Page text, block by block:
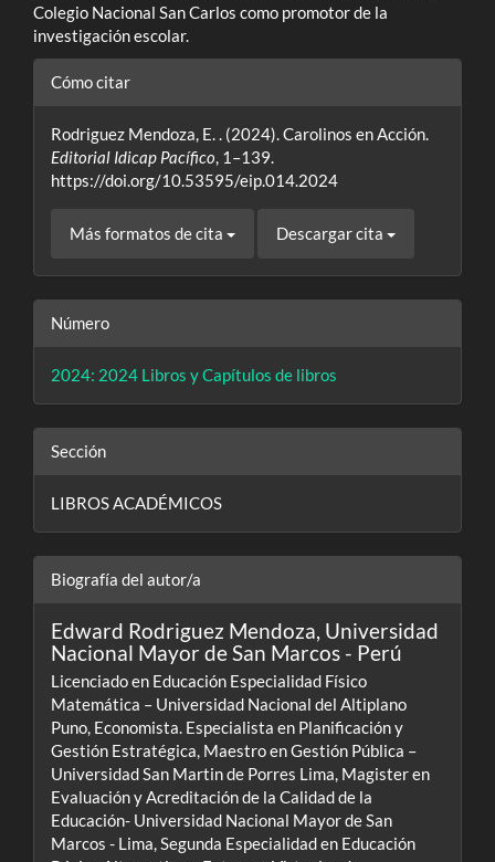
Colegio Nacional San Carlos como promotor de la
investigación escolar.
Detalles
artículo
Cómo citar
Rodriguez Mendoza, E. . (2024). Carolinos en Acción.
Editorial Idicap Pacífico, 1–139.
https://doi.org/10.53595/eip.014.2024
Más formatos de cita Descargar cita
Número
2024: 2024 Libros y Capítulos de libros
Sección
LIBROS ACADÉMICOS
Biografía del autor/a
Edward Rodriguez Mendoza, Universidad
Nacional Mayor de San Marcos - Perú
Licenciado en Educación Especialidad Físico
Matemática – Universidad Nacional del Altiplano
Puno, Economista. Especialista en Planificación y
Gestión Estratégica, Maestro en Gestión Pública –
Universidad San Martin de Porres Lima, Magister en
Evaluación y Acreditación de la Calidad de la
Educación- Universidad Nacional Mayor de San
Marcos - Lima, Segunda Especialidad en Educación